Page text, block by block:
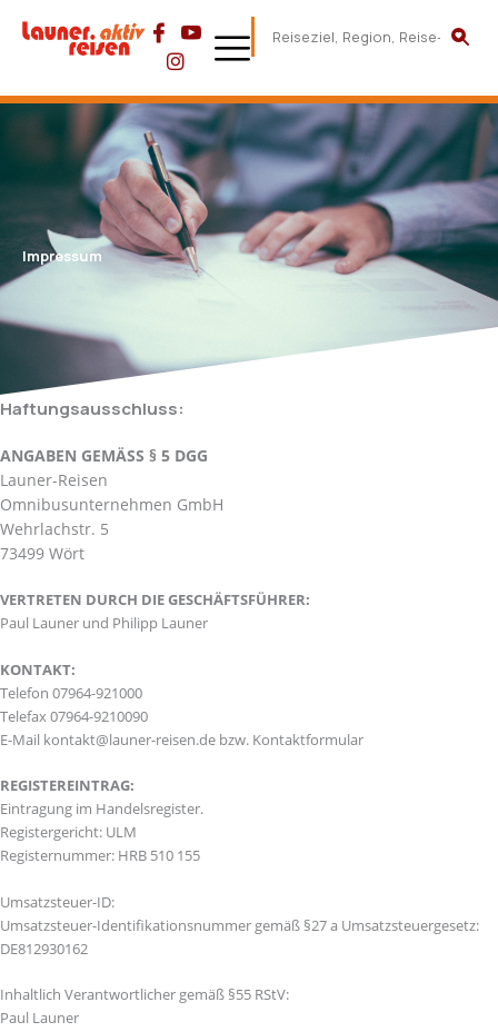
Impressum
Haftungsausschluss:
ANGABEN GEMÄSS § 5 DGG
Launer-Reisen
Omnibusunternehmen GmbH
Wehrlachstr. 5
73499 Wört
VERTRETEN DURCH DIE GESCHÄFTSFÜHRER:
Paul Launer und Philipp Launer
KONTAKT:
Telefon 07964-921000
Telefax 07964-9210090
E-Mail kontakt@launer-reisen.de bzw. Kontaktformular
REGISTEREINTRAG:
Eintragung im Handelsregister.
Registergericht: ULM
Registernummer: HRB 510 155
Umsatzsteuer-ID:
Umsatzsteuer-Identifikationsnummer gemäß §27 a Umsatzsteuergesetz:
DE812930162
Inhaltlich Verantwortlicher gemäß §55 RStV:
Paul Launer